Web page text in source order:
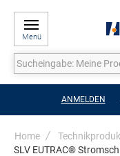
Menü
ANMELDEN
Home
SLV EUTRAC®